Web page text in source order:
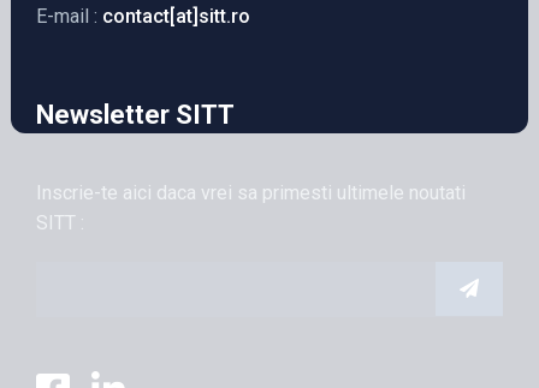
E-mail : contact[at]sitt.ro
Newsletter SITT
Inscrie-te aici daca vrei sa primesti ultimele noutati
SITT :